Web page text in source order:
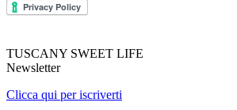
TUSCANY SWEET LIFE
Newsletter
Clicca qui per iscriverti